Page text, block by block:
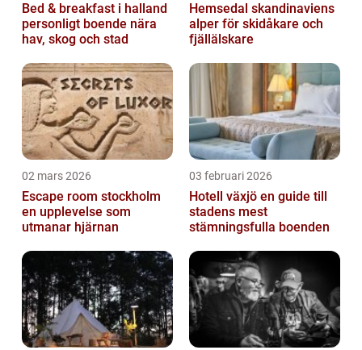
Bed & breakfast i halland
personligt boende nära
hav, skog och stad
Hemsedal skandinaviens
alper för skidåkare och
fjällälskare
02 mars 2026
Escape room stockholm
en upplevelse som
utmanar hjärnan
03 februari 2026
Hotell växjö en guide till
stadens mest
stämningsfulla boenden